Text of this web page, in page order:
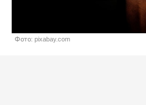
Фото: pixabay.com